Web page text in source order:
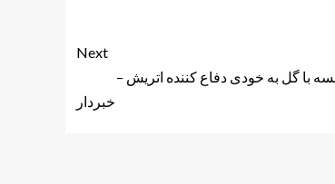
Next
با گل به خودی دفاع کننده اتریش –
خبردار